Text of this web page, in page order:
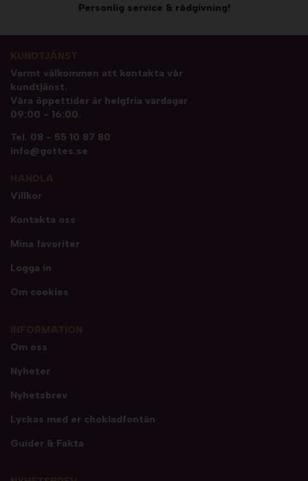
Personlig service & rådgivning!
Varmt välkommen att kontakta vår
kundtjänst.
Våra öppettider är helgfria vardagar
09:00 - 16:00.
Tel. 08 - 55 10 87 80
info@gottes.se
Villkor
Kontakta oss
Mina favoriter
Logga in
Om cookies
Om oss
Nyheter
Nyhetsbrev
Lyckas med er chokladfontän
Guider & Fakta